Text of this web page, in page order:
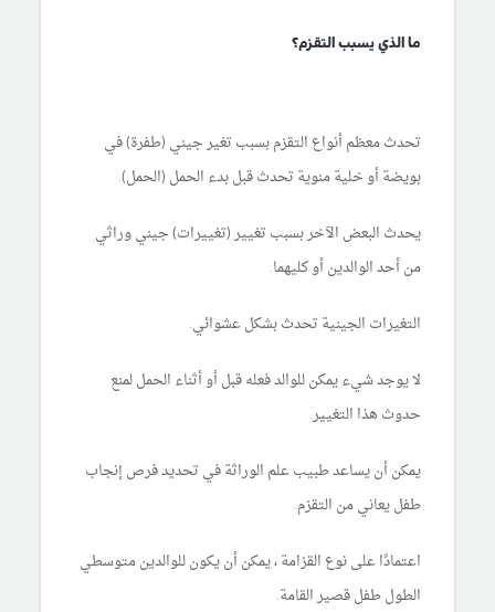
ما الذي يسبب التقزم؟
تحدث معظم أنواع التقزم بسبب تغير جيني (طفرة) في
بويضة أو خلية منوية تحدث قبل بدء الحمل (الحمل).
يحدث البعض الآخر بسبب تغيير (تغييرات) جيني وراثي
من أحد الوالدين أو كليهما.
التغيرات الجينية تحدث بشكل عشوائي.
لا يوجد شيء يمكن للوالد فعله قبل أو أثناء الحمل لمنع
حدوث هذا التغيير.
يمكن أن يساعد طبيب علم الوراثة في تحديد فرص إنجاب
طفل يعاني من التقزم.
اعتمادًا على نوع القزامة ، يمكن أن يكون للوالدين متوسطي
الطول طفل قصير القامة.